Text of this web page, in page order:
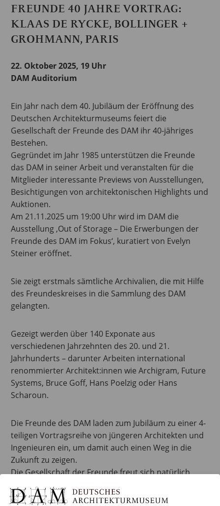
FREUNDE 40 JAHRE VORTRAG:
KLAAS DE RYCKE, BOLLINGER +
GROHMANN, PARIS
22. Oktober 2025, 19 Uhr
DAM Auditorium
Ein Jahr nach dem 40. Jubiläum der Eröffnung des
Deutschen Architekturmuseums feiert die
Gesellschaft der Freunde des DAM ihr 40-jähriges
Bestehen.
Gegründet im Jahr 1985 unterstützen die Freunde
das DAM in seiner Arbeit und veranstalten für die
Mitglieder interessante Previews von Ausstellungen,
Besichtigungen von architektonischen Highlights und
Auktionen.
Am 21.11.2025 um 19:00 Uhr wird im DAM die
Ausstellung ‚Out of Storage – Die Erwerbungen der
Freunde des DAM im Fokus‘, kuratiert von Evelyn
Steiner eröffnet.
Sie zeigt erstmals sämtliche Archivalien, die mit Hilfe
des Freundeskreises in die Sammlung des DAM
gelangten.
Gezeigt werden über 140 Exponate aus
verschiedenen Jahrzehnten des 20. und 21.
Jahrhunderts – darunter Arbeiten international
renommierter Architekt:innen wie Archigram, Future
Systems, Bruce Goff, Hans Poelzig oder Hans
Scharoun.
Die Freunde des DAM laden zum Jubiläum zu einer 4-
teiligen Vortragsreihe von jüngeren Architekten und
Ingenieuren ein, um damit auch einen Weg in die
Zukunft zu zeigen.
Die Gesellschaft der Freunde freut sich natürlich
seine Mitglieder und alle interessierten Gäste an den
Vortragsabenden begrüssen zu dürfen.